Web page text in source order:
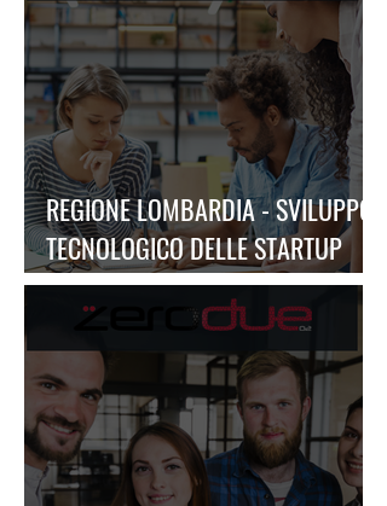
REGIONE LOMBARDIA - SVILUPPO
TECNOLOGICO DELLE STARTUP
INNOVATIVE